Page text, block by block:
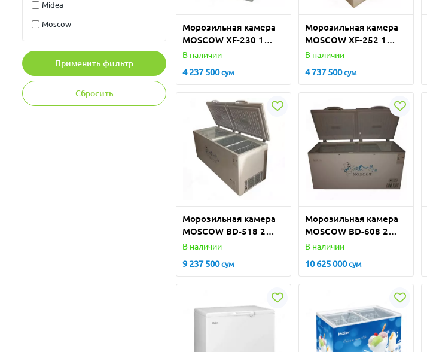
Midea
Moscow
Применить фильтр
Сбросить
Морозильная камера
MOSCOW XF-230 1
DOOR
В наличии
4 237 500сум
Морозильная камера
MOSCOW XF-252 1
DOOR
В наличии
4 737 500сум
Морозильная камера
MOSCOW BD-518 2
DOOR
В наличии
9 237 500сум
Морозильная камера
MOSCOW BD-608 2
DOOR
В наличии
10 625 000сум